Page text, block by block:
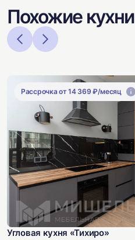
Похожие кухни
Рассрочка от 14 369 ₽/месяц
Угловая кухня «Тихиро»